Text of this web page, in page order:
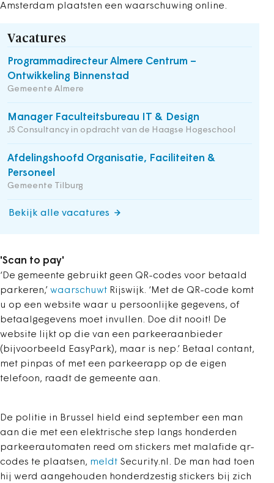
Amsterdam plaatsten een waarschuwing online.
Vacatures
Programmadirecteur Almere Centrum –
Ontwikkeling Binnenstad
Gemeente Almere
Manager Faculteitsbureau IT & Design
JS Consultancy in opdracht van de Haagse Hogeschool
Afdelingshoofd Organisatie, Faciliteiten &
Personeel
Gemeente Tilburg
Bekijk alle vacatures
'Scan to pay'
‘De gemeente gebruikt geen QR-codes voor betaald
parkeren,’ waarschuwt Rijswijk. ‘Met de QR-code komt
u op een website waar u persoonlijke gegevens, of
betaalgegevens moet invullen. Doe dit nooit! De
website lijkt op die van een parkeeraanbieder
(bijvoorbeeld EasyPark), maar is nep.’ Betaal contant,
met pinpas of met een parkeerapp op de eigen
telefoon, raadt de gemeente aan.
De politie in Brussel hield eind september een man
aan die met een elektrische step langs honderden
parkeerautomaten reed om stickers met malafide qr-
codes te plaatsen, meldt Security.nl. De man had toen
hij werd aangehouden honderdzestig stickers bij zich